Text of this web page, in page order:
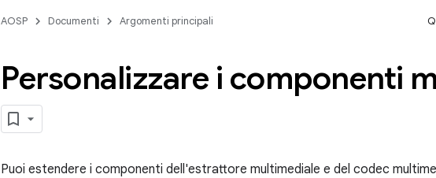
AOSP Documenti Argomenti principali
Personalizzare i componenti
Puoi estendere i componenti dell'estrattore multimediale e del codec